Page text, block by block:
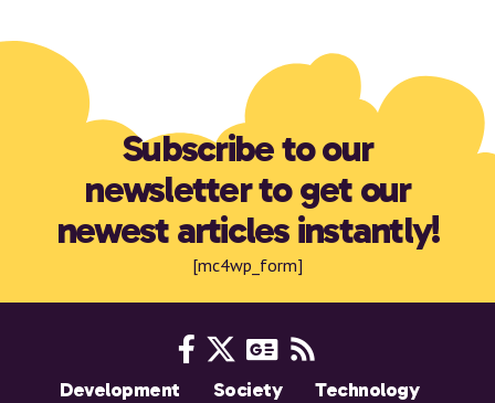
Subscribe to our
newsletter to get our
newest articles instantly!
[mc4wp_form]
Development Society Technology